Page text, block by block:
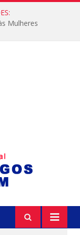
Mulheres